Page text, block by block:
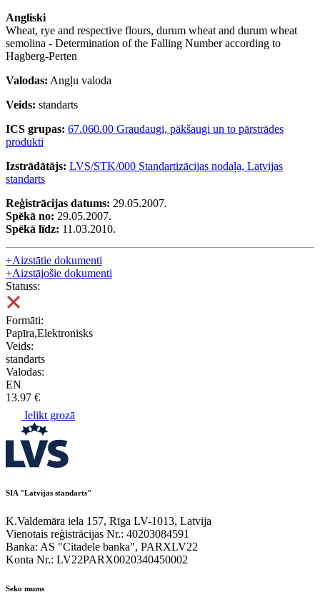
Angliski
Wheat, rye and respective flours, durum wheat and durum wheat
semolina - Determination of the Falling Number according to
Hagberg-Perten
Valodas: Angļu valoda
Veids: standarts
ICS grupas: 67.060.00 Graudaugi, pākšaugi un to pārstrādes
produkti
Izstrādātājs: LVS/STK/000 Standartizācijas nodaļa, Latvijas
standarts
Reģistrācijas datums: 29.05.2007.
Spēkā no: 29.05.2007.
Spēkā līdz: 11.03.2010.
+Aizstātie dokumenti
+Aizstājošie dokumenti
Statuss:
Formāti:
Papīra,Elektronisks
Veids:
standarts
Valodas:
EN
13.97 €
Ielikt grozā
SIA "Latvijas standarts"
K.Valdemāra iela 157, Rīga LV-1013, Latvija
Vienotais reģistrācijas Nr.: 40203084591
Banka: AS "Citadele banka", PARXLV22
Konta Nr.: LV22PARX0020340450002
Seko mums